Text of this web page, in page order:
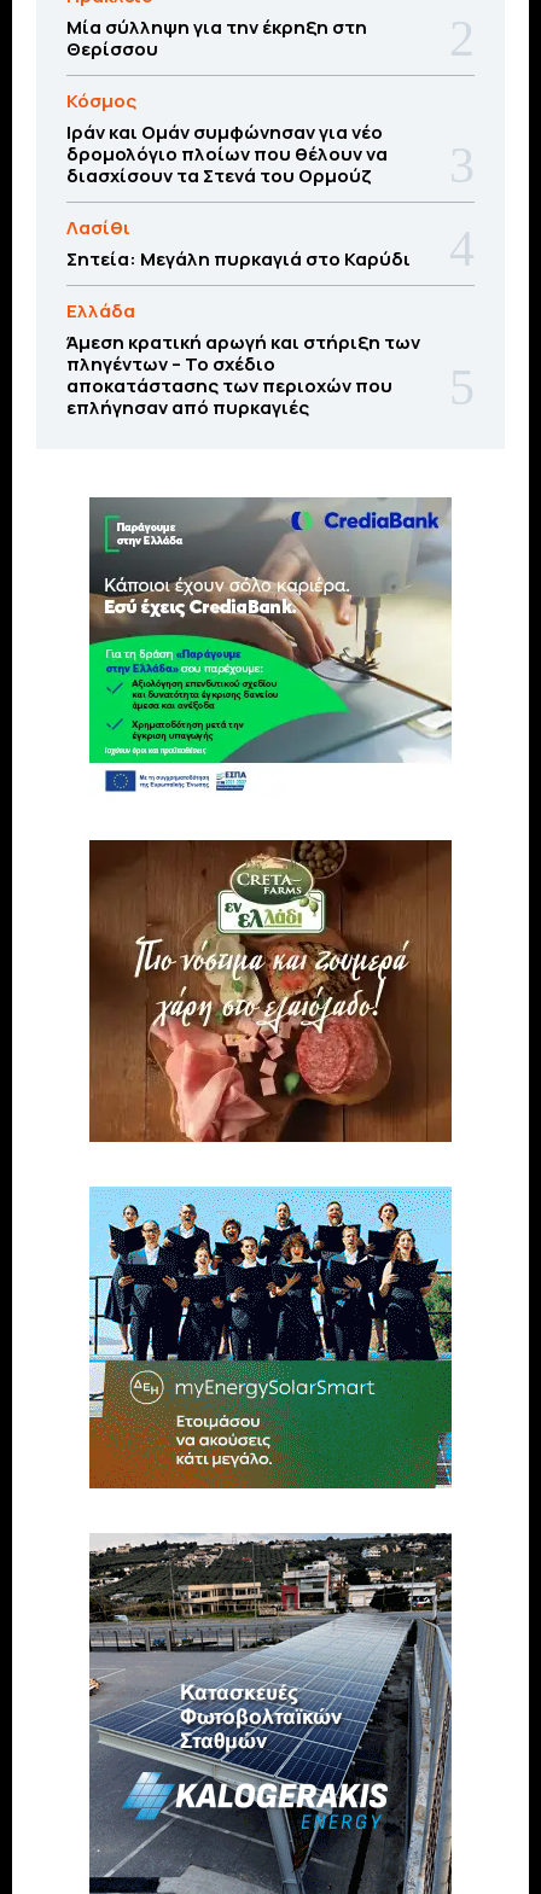
Μία σύλληψη για την έκρηξη στη
Θερίσσου
Κόσμος
Ιράν και Ομάν συμφώνησαν για νέο
δρομολόγιο πλοίων που θέλουν να
διασχίσουν τα Στενά του Ορμούζ
Λασίθι
Σητεία: Μεγάλη πυρκαγιά στο Καρύδι
Ελλάδα
Άμεση κρατική αρωγή και στήριξη των
πληγέντων – Το σχέδιο
αποκατάστασης των περιοχών που
επλήγησαν από πυρκαγιές